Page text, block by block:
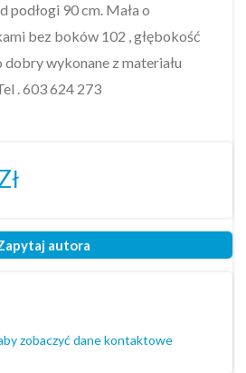
podłogi 90 cm. Mała o
bez boków 102 , głębokość
dobry wykonane z materiału
. 603 624 273
autora
zobaczyć dane kontaktowe